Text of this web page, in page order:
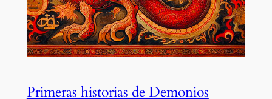
Primeras historias de Demonios